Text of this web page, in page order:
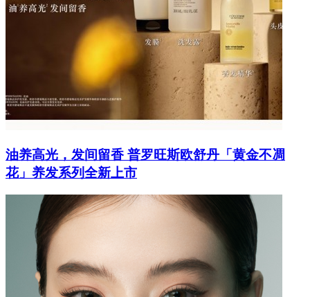
油养高光，发间留香 普罗旺斯欧舒丹「黄金不凋
花」养发系列全新上市